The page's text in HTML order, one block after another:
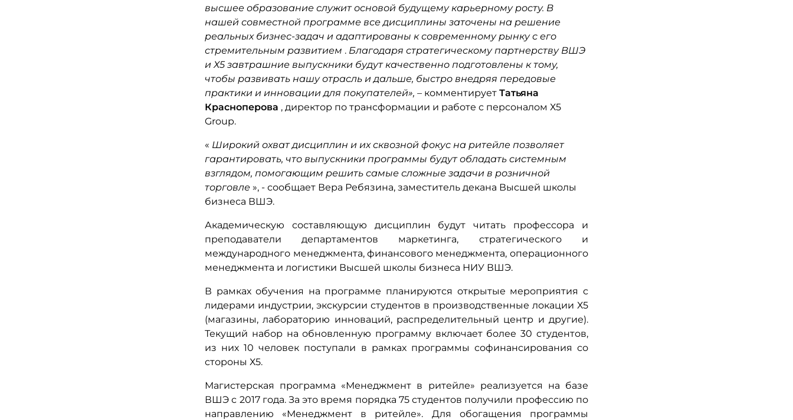
высшее образование служит основой будущему карьерному росту. В
нашей совместной программе все дисциплины заточены на решение
реальных бизнес-задач и адаптированы к современному рынку с его
стремительным развитием . Благодаря стратегическому партнерству ВШЭ
и Х5 завтрашние выпускники будут качественно подготовлены к тому,
чтобы развивать нашу отрасль и дальше, быстро внедряя передовые
практики и инновации для покупателей», – комментируетТатьяна
Красноперова , директор по трансформации и работе с персоналом Х5
Group.
« Широкий охват дисциплин и их сквозной фокус на ритейле позволяет
гарантировать, что выпускники программы будут обладать системным
взглядом, помогающим решить самые сложные задачи в розничной
торговле», - сообщает Вера Ребязина, заместитель декана Высшей школы
бизнеса ВШЭ.
Академическую составляющую дисциплин будут читать профессора и
преподаватели департаментов маркетинга, стратегического и
международного менеджмента, финансового менеджмента, операционного
менеджмента и логистики Высшей школы бизнеса НИУ ВШЭ.
В рамках обучения на программе планируются открытые мероприятия с
лидерами индустрии, экскурсии студентов в производственные локации Х5
(магазины, лабораторию инноваций, распределительный центр и другие).
Текущий набор на обновленную программу включает более 30 студентов,
из них 10 человек поступали в рамках программы софинансирования со
стороны Х5.
Магистерская программа «Менеджмент в ритейле» реализуется на базе
ВШЭ с 2017 года. За это время порядка 75 студентов получили профессию по
направлению «Менеджмент в ритейле». Для обогащения программы